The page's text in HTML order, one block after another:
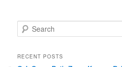
e
rRECENT POSTS